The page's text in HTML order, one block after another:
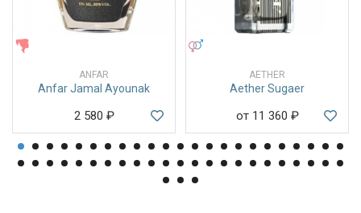
ANFAR
Anfar Jamal Ayounak
2 580 ₽
AETHER
Aether Sugaer
от 11 360 ₽